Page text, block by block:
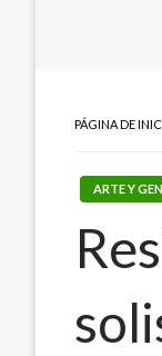
PÁGINA DE
ARTE Y